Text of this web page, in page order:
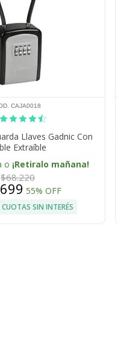
CAJA0018
Llaves Gadnic Con
Extraíble
o ¡Retiralo mañana!
$68.220
55% OFF
SIN INTERÉS